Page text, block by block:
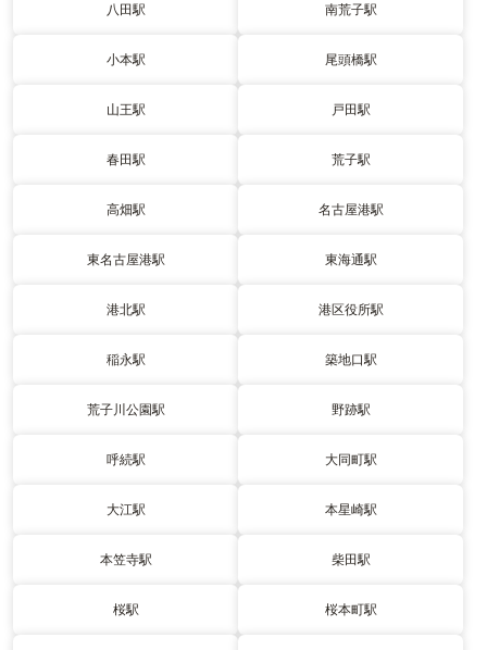
八田駅 南荒子駅
小本駅 尾頭橋駅
山王駅 戸田駅
春田駅 荒子駅
高畑駅 名古屋港駅
東名古屋港駅 東海通駅
港北駅 港区役所駅
稲永駅 築地口駅
荒子川公園駅 野跡駅
呼続駅 大同町駅
大江駅 本星崎駅
本笠寺駅 柴田駅
桜駅 桜本町駅